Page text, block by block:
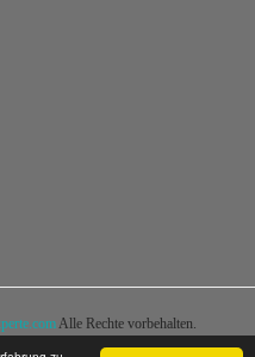
Alle Rechte vorbehalten.